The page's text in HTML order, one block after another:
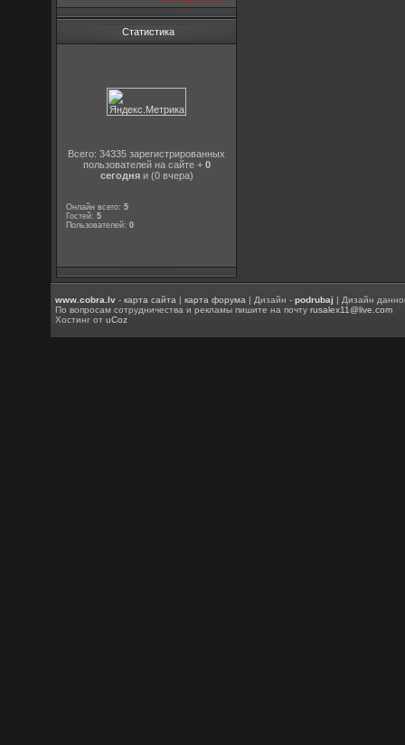
Статистика
Всего: 34335 зарегистрированных
пользователей на сайте + 0
сегодняи (0 вчера)
Онлайн всего:5
Гостей:5
Пользователей:0
www.cobra.lv -карта сайта |карта форума | Дизайн -podrubaj | Дизайн
По вопросам сотрудничества и рекламы пишите на почтуrusalex11@live.com
Хостинг отuCoz